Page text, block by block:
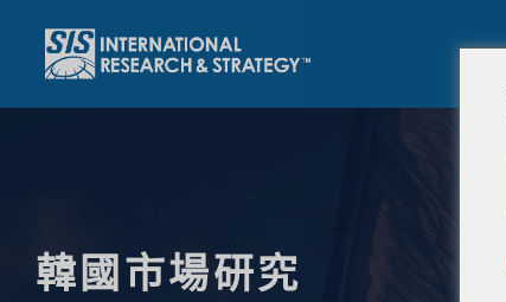
容
韓國市場研究